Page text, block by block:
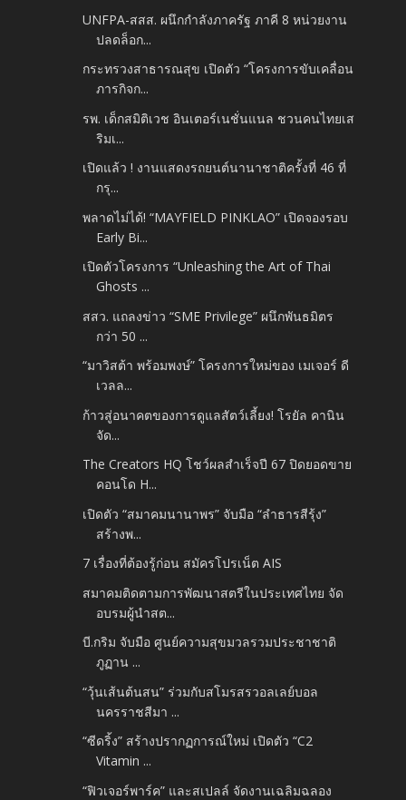
UNFPA-สสส. ผนึกกำลังภาครัฐ ภาคี 8 หน่วยงาน
ปลดล็อก...
กระทรวงสาธารณสุข เปิดตัว “โครงการขับเคลื่อน
ภารกิจก...
รพ. เด็กสมิติเวช อินเตอร์เนชั่นแนล ชวนคนไทยเส
ริมเ...
เปิดแล้ว ! งานแสดงรถยนต์นานาชาติครั้งที่ 46 ที่
กรุ...
พลาดไม่ได้! “MAYFIELD PINKLAO” เปิดจองรอบ
Early Bi...
เปิดตัวโครงการ “Unleashing the Art of Thai
Ghosts ...
สสว. แถลงข่าว “SME Privilege” ผนึกพันธมิตร
กว่า 50 ...
“มาวิสต้า พร้อมพงษ์” โครงการใหม่ของ เมเจอร์ ดี
เวลล...
ก้าวสู่อนาคตของการดูแลสัตว์เลี้ยง! โรยัล คานิน
จัด...
The Creators HQ โชว์ผลสำเร็จปี 67 ปิดยอดขาย
คอนโด H...
เปิดตัว “สมาคมนานาพร” จับมือ “ลำธารสีรุ้ง”
สร้างพ...
7 เรื่องที่ต้องรู้ก่อน สมัครโปรเน็ต AIS
สมาคมติดตามการพัฒนาสตรีในประเทศไทย จัด
อบรมผู้นำสต...
บี.กริม จับมือ ศูนย์ความสุขมวลรวมประชาชาติ
ภูฏาน ...
“วุ้นเส้นต้นสน” ร่วมกับสโมรสรวอลเลย์บอล
นครราชสีมา ...
“ซีดริ้ง” สร้างปรากฏการณ์ใหม่ เปิดตัว “C2
Vitamin ...
“ฟิวเจอร์พาร์ค” และสเปลล์ จัดงานเฉลิมฉลอง